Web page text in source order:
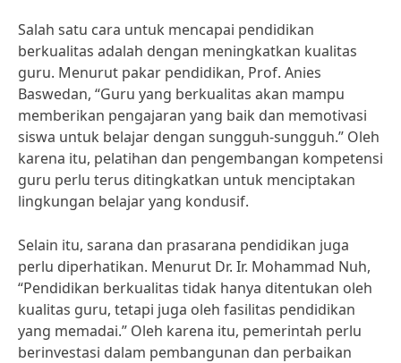
Salah satu cara untuk mencapai pendidikan
berkualitas adalah dengan meningkatkan kualitas
guru. Menurut pakar pendidikan, Prof. Anies
Baswedan, “Guru yang berkualitas akan mampu
memberikan pengajaran yang baik dan memotivasi
siswa untuk belajar dengan sungguh-sungguh.” Oleh
karena itu, pelatihan dan pengembangan kompetensi
guru perlu terus ditingkatkan untuk menciptakan
lingkungan belajar yang kondusif.
Selain itu, sarana dan prasarana pendidikan juga
perlu diperhatikan. Menurut Dr. Ir. Mohammad Nuh,
“Pendidikan berkualitas tidak hanya ditentukan oleh
kualitas guru, tetapi juga oleh fasilitas pendidikan
yang memadai.” Oleh karena itu, pemerintah perlu
berinvestasi dalam pembangunan dan perbaikan